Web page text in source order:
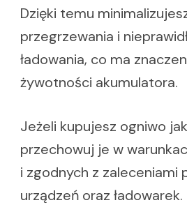
Dzięki temu
przegrzewania i
ładowania, co ma
żywotności akumulatora.
Jeżeli kupujesz ogniwo
przechowuj je w
i zgodnych z zaleceniami
urządzeń oraz